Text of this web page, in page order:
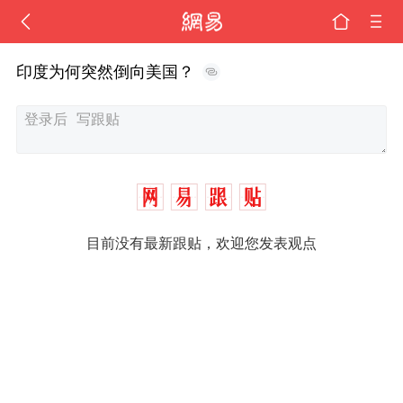
印度为何突然倒向美国？
目前没有最新跟贴，欢迎您发表观点